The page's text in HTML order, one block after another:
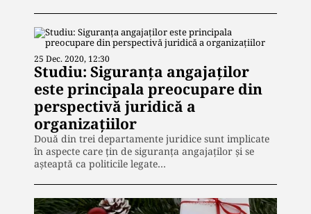
25 Dec. 2020, 12:30
Studiu: Siguranța angajaților
este principala preocupare din
perspectivă juridică a
organizațiilor
Două din trei departamente juridice sunt implicate
în aspecte care țin de siguranța angajaților și se
așteaptă ca politicile legate…